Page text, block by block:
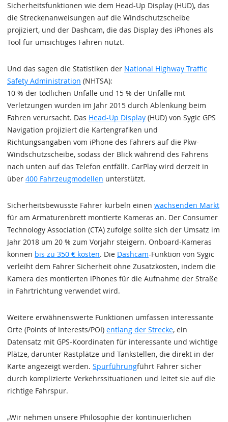
Sicherheitsfunktionen wie dem Head-Up Display (HUD), das
die Streckenanweisungen auf die Windschutzscheibe
projiziert, und der Dashcam, die das Display des iPhones als
Tool für umsichtiges Fahren nutzt.
Und das sagen die Statistiken der National Highway Traffic
Safety Administration (NHTSA):
10 % der tödlichen Unfälle und 15 % der Unfälle mit
Verletzungen wurden im Jahr 2015 durch Ablenkung beim
Fahren verursacht. Das Head-Up Display (HUD) von Sygic GPS
Navigation projiziert die Kartengrafiken und
Richtungsangaben vom iPhone des Fahrers auf die Pkw-
Windschutzscheibe, sodass der Blick während des Fahrens
nach unten auf das Telefon entfällt. CarPlay wird derzeit in
über 400 Fahrzeugmodellen unterstützt.
Sicherheitsbewusste Fahrer kurbeln einen wachsenden Markt
für am Armaturenbrett montierte Kameras an. Der Consumer
Technology Association (CTA) zufolge sollte sich der Umsatz im
Jahr 2018 um 20 % zum Vorjahr steigern. Onboard-Kameras
können bis zu 350 € kosten. Die Dashcam-Funktion von Sygic
verleiht dem Fahrer Sicherheit ohne Zusatzkosten, indem die
Kamera des montierten iPhones für die Aufnahme der Straße
in Fahrtrichtung verwendet wird.
Weitere erwähnenswerte Funktionen umfassen interessante
Orte (Points of Interests/POI) entlang der Strecke, ein
Datensatz mit GPS-Koordinaten für interessante und wichtige
Plätze, darunter Rastplätze und Tankstellen, die direkt in der
Karte angezeigt werden. Spurführungführt Fahrer sicher
durch komplizierte Verkehrssituationen und leitet sie auf die
richtige Fahrspur.
„Wir nehmen unsere Philosophie der kontinuierlichen